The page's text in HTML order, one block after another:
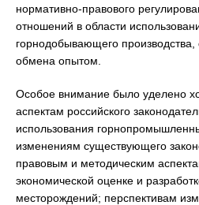
нормативно-правового
отношений в области
горнодобывающего производства,
обмена опытом.
Особое внимание было уделено
аспектам российского
использования
изменениям существующего
правовым и методическим
экономической оценке и
месторождений; перспективам